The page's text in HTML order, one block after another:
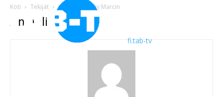
fi.tab-tv
Koti Tekijät Viestit Anatoliy Marcin
Anatoliy Marcin